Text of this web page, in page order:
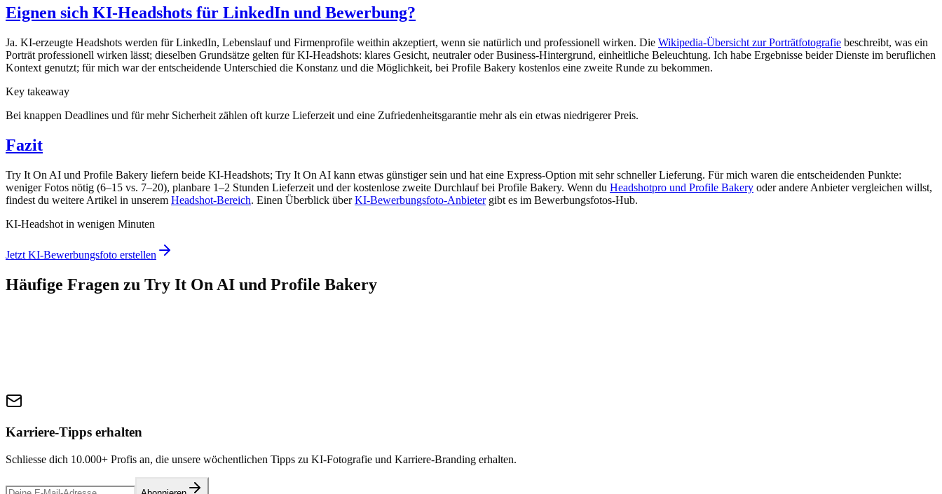
Eignen sich KI-Headshots für LinkedIn und Bewerbung?
Ja. KI-erzeugte Headshots werden für LinkedIn, Lebenslauf und Firmenprofile weithin akzeptiert, wenn sie natürlich und professionell wirken. Die Wikipedia-Übersicht zur Porträtfotografie beschreibt, was ein
Porträt professionell wirken lässt; dieselben Grundsätze gelten für KI-Headshots: klares Gesicht, neutraler oder Business-Hintergrund, einheitliche Beleuchtung. Ich habe Ergebnisse beider Dienste im beruflichen
Kontext genutzt; für mich war der entscheidende Unterschied die Konstanz und die Möglichkeit, bei Profile Bakery kostenlos eine zweite Runde zu bekommen.
Key takeaway
Bei knappen Deadlines und für mehr Sicherheit zählen oft kurze Lieferzeit und eine Zufriedenheitsgarantie mehr als ein etwas niedrigerer Preis.
Fazit
Try It On AI und Profile Bakery liefern beide KI-Headshots; Try It On AI kann etwas günstiger sein und hat eine Express-Option mit sehr schneller Lieferung. Für mich waren die entscheidenden Punkte:
weniger Fotos nötig (6–15 vs. 7–20), planbare 1–2 Stunden Lieferzeit und der kostenlose zweite Durchlauf bei Profile Bakery. Wenn du Headshotpro und Profile Bakery oder andere Anbieter vergleichen willst,
findest du weitere Artikel in unserem Headshot-Bereich. Einen Überblick überKI-Bewerbungsfoto-Anbietergibt es im Bewerbungsfotos-Hub.
KI-Headshot in wenigen Minuten
Jetzt KI-Bewerbungsfoto erstellen
Häufige Fragen zu Try It On AI und Profile Bakery
Karriere-Tipps erhalten
Schliesse dich 10.000+ Profis an, die unsere wöchentlichen Tipps zu KI-Fotografie und Karriere-Branding erhalten.